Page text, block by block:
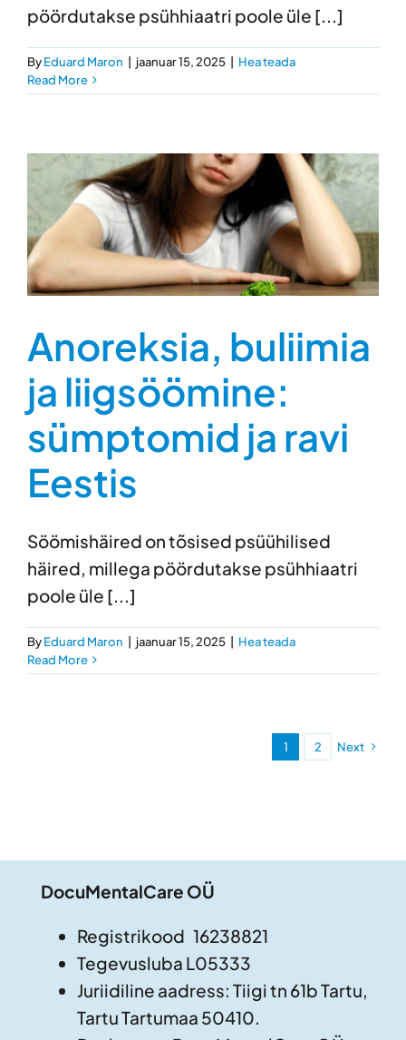
pöördutakse psühhiaatri poole üle [...]
ByEduard Maron | jaanuar 15, 2025 | Hea teada
Read More
Anoreksia, buliimia
ja liigsöömine:
sümptomid ja ravi
Eestis
Söömishäired on tõsised psüühilised
häired, millega pöördutakse psühhiaatri
poole üle [...]
ByEduard Maron jaanuar 15, 2025
Hea teada
Read More
1 2 Next
DocuMentalCare OÜ
Registrikood 16238821
Tegevusluba L05333
Juriidiline aadress: Tiigi tn 61b Tartu,
Tartu Tartumaa 50410.